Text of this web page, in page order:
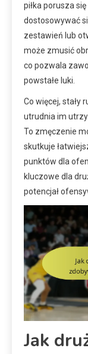
piłka porusza
dostosowywać
zestawień lub
może zmusić
co pozwala
powstałe luki.
Co więcej, stały
utrudnia im
To zmęczenie
skutkuje
punktów dla
kluczowe dla
potencjał
Jak